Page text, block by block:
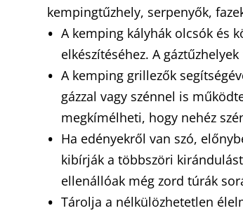
kempingtűzhely, serpenyők,
A kemping kályhák olcsók és
elkészítéséhez. A
A kemping grillezők
gázzal vagy szénnel is
megkímélheti, hogy nehéz
Ha edényekről van szó,
kibírják a többszöri
ellenállóak még zord túrák
Tárolja a nélkülözhetetlen